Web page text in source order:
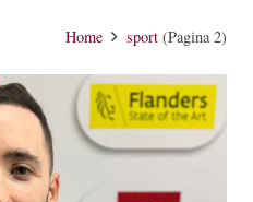
Home sport (Pagina 2)